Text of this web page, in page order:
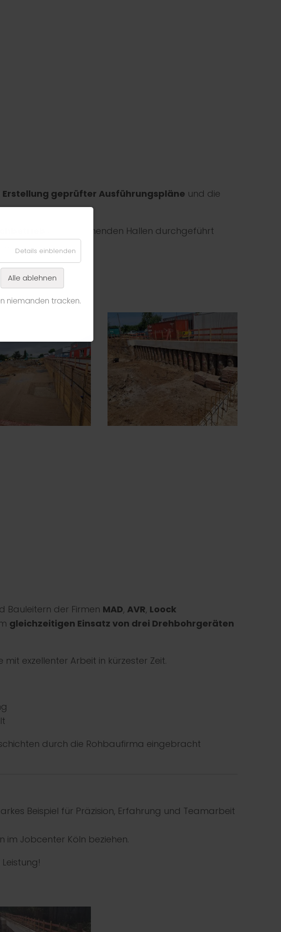
Erstellung geprüfter Ausführungspläne und die
der bestehenden Hallen durchgeführt
gefragt.
Bauleitern der Firmen MAD, AVR, Loock
gleichzeitigen Einsatz von drei Drehbohrgeräten
mit exzellenter Arbeit in kürzester Zeit.
durch die Rohbaufirma eingebracht
Beispiel für Präzision, Erfahrung und Teamarbeit
im Jobcenter Köln beziehen.
Details einblenden
Alle ablehnen
niemanden tracken.